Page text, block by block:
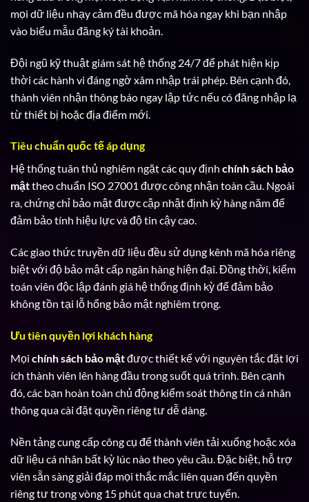
mọi dữ liệu nhạy cảm đều được mã hóa ngay khi bạn nhập
vào biểu mẫu đăng ký tài khoản.
Đội ngũ kỹ thuật giám sát hệ thống 24/7 để phát hiện kịp
thời các hành vi đáng ngờ xâm nhập trái phép. Bên cạnh đó,
thành viên nhận thông báo ngay lập tức nếu có đăng nhập lạ
từ thiết bị hoặc địa điểm mới.
Tiêu chuẩn quốc tế áp dụng
Hệ thống tuân thủ nghiêm ngặt các quy định chính sách bảo
mậttheo chuẩn ISO 27001 được công nhận toàn cầu. Ngoài
ra, chứng chỉ bảo mật được cập nhật định kỳ hàng năm để
đảm bảo tính hiệu lực và độ tin cậy cao.
Các giao thức truyền dữ liệu đều sử dụng kênh mã hóa riêng
biệt với độ bảo mật cấp ngân hàng hiện đại. Đồng thời, kiểm
toán viên độc lập đánh giá hệ thống định kỳ để đảm bảo
không tồn tại lỗ hổng bảo mật nghiêm trọng.
Ưu tiên quyền lợi khách hàng
Mọi chính sách bảo mậtđược thiết kế với nguyên tắc đặt lợi
ích thành viên lên hàng đầu trong suốt quá trình. Bên cạnh
đó, các bạn hoàn toàn chủ động kiểm soát thông tin cá nhân
thông qua cài đặt quyền riêng tư dễ dàng.
Nền tảng cung cấp công cụ để thành viên tải xuống hoặc xóa
dữ liệu cá nhân bất kỳ lúc nào theo yêu cầu. Đặc biệt, hỗ trợ
viên sẵn sàng giải đáp mọi thắc mắc liên quan đến quyền
riêng tư trong vòng 15 phút qua chat trực tuyến.